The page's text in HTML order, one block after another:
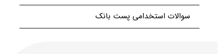
سوالات استخدامی پست بانک